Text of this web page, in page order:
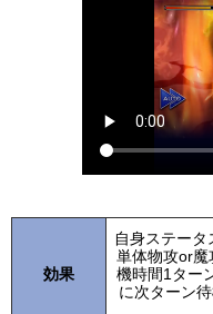
効果
自身ステー
単体物攻or魔
機時間1ター
に次ターン